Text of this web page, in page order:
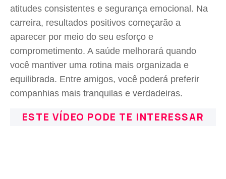
atitudes consistentes e segurança emocional. Na
carreira, resultados positivos começarão a
aparecer por meio do seu esforço e
comprometimento. A saúde melhorará quando
você mantiver uma rotina mais organizada e
equilibrada. Entre amigos, você poderá preferir
companhias mais tranquilas e verdadeiras.
ESTE VÍDEO PODE TE INTERESSAR